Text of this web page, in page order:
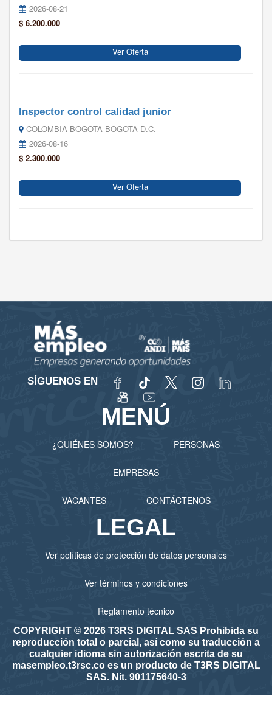
2026-08-21
$ 6.200.000
Ver Oferta
Inspector control calidad junior
COLOMBIA BOGOTA BOGOTA D.C.
2026-08-16
$ 2.300.000
Ver Oferta
SÍGUENOS EN
MENÚ
¿QUIÉNES SOMOS? PERSONAS
EMPRESAS
VACANTES CONTÁCTENOS
LEGAL
Ver políticas de protección de datos personales
Ver términos y condiciones
Reglamento técnico
COPYRIGHT © 2026 T3RS DIGITAL SAS Prohibida su
reproducción total o parcial, así como su traducción a
cualquier idioma sin autorización escrita de su
masempleo.t3rsc.co es un producto de T3RS DIGITAL
SAS. Nit. 901175640-3